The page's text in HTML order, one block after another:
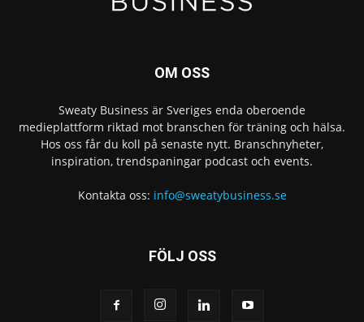
OM OSS
Sweaty Business är Sveriges enda oberoende
medieplattform riktad mot branschen för träning och hälsa.
Hos oss får du koll på senaste nytt. Branschnyheter,
inspiration, trendspaningar podcast och events.
Kontakta oss: info@sweatybusiness.se
FÖLJ OSS